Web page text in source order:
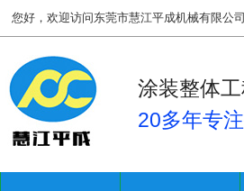
您好，欢迎访问东莞市慧江平成机械有限公
涂装整体
20多年专